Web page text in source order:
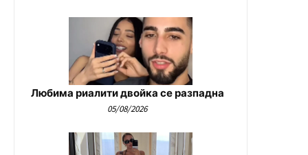
Любима риалити двойка се разпадна
05/08/2026